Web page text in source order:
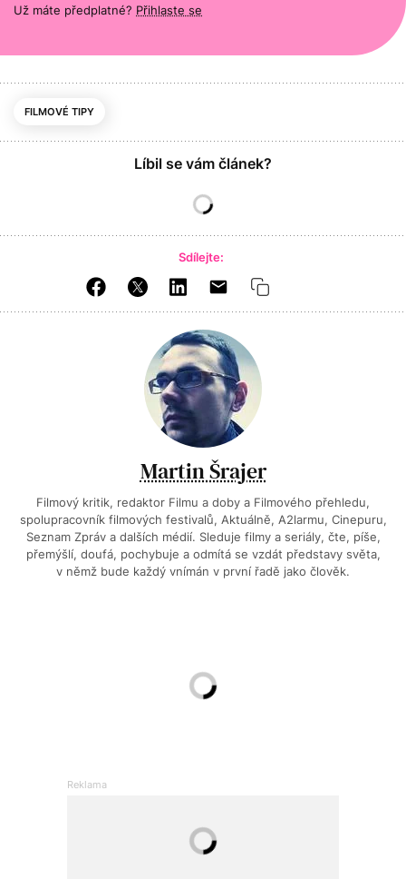
Už máte předplatné? Přihlaste se
FILMOVÉ TIPY
Líbil se vám článek?
Sdílejte:
Martin Šrajer
Filmový kritik, redaktor Filmu a doby a Filmového přehledu,
spolupracovník filmových festivalů, Aktuálně, A2larmu, Cinepuru,
Seznam Zpráv a dalších médií. Sleduje filmy a seriály, čte, píše,
přemýšlí, doufá, pochybuje a odmítá se vzdát představy světa,
v němž bude každý vnímán v první řadě jako člověk.